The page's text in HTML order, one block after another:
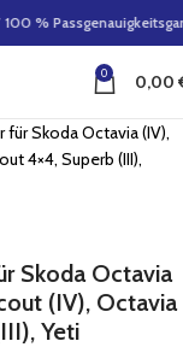
%
0 0,00
Skoda Octavia (IV),
4×4, Superb (III),
Skoda Octavia
(IV), Octavia
Yeti